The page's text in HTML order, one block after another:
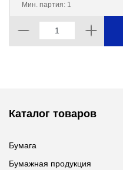
Мин. партия: 1
Каталог товаров
Бумага
Бумажная продукция